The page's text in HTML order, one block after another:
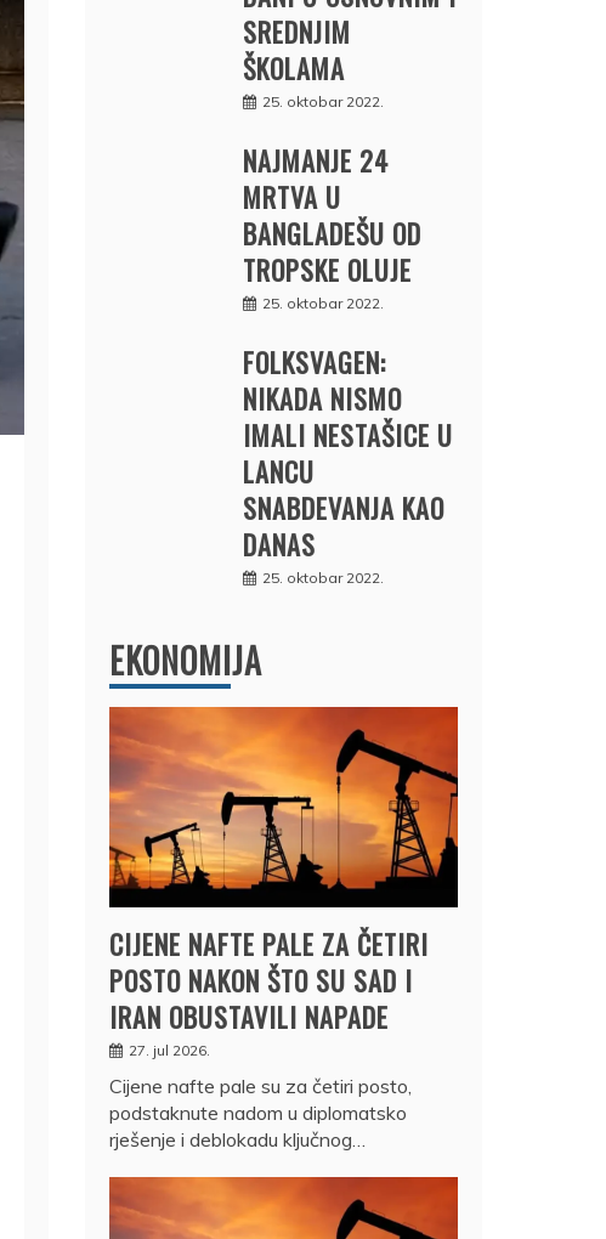
SREDNJIM
ŠKOLAMA
25. oktobar 2022.
NAJMANJE 24
MRTVA U
BANGLADEŠU OD
TROPSKE OLUJE
25. oktobar 2022.
FOLKSVAGEN:
NIKADA NISMO
IMALI NESTAŠICE U
LANCU
SNABDEVANJA KAO
DANAS
25. oktobar 2022.
EKONOMIJA
CIJENE NAFTE PALE ZA ČETIRI
POSTO NAKON ŠTO SU SAD I
IRAN OBUSTAVILI NAPADE
27. jul 2026.
Cijene nafte pale su za četiri posto,
podstaknute nadom u diplomatsko
rješenje i deblokadu ključnog…